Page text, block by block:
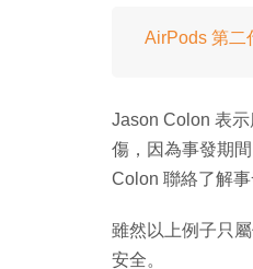
AirPods 第二
Jason Colon 表
傷，因為事發期
Colon 聯絡了解
雖然以上例子只
安全。